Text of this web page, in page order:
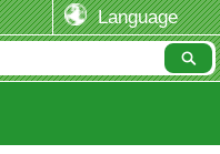
Language